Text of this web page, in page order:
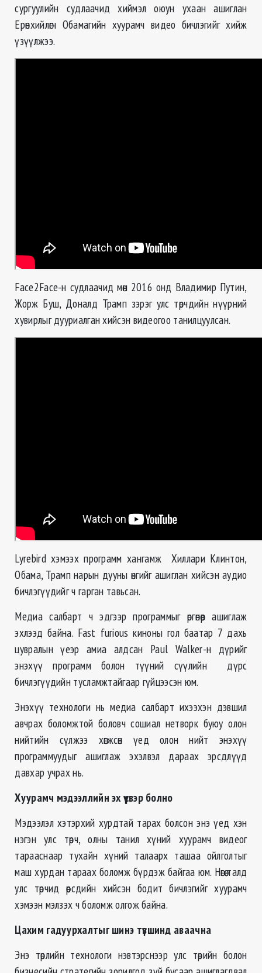
сургуулийн судлаачид хиймэл оюун ухаан ашиглан
Ерөнхийлөгч Обамагийн хуурамч видео бичлэгийг хийж
үзүүлжээ.
Face2Face-н судлаачид мөн 2016 онд Владимир Путин,
Жорж Буш, Доналд Трамп зэрэг улс төрчдийн нүүрний
хувирлыг дууриалган хийсэн видеогоо танилцуулсан.
Lyrebird хэмээх программ хангамж Хиллари Клинтон,
Обама, Трамп нарын дууны өнгийг ашиглан хийсэн аудио
бичлэгүүдийг ч гарган тавьсан.
Медиа салбарт ч эдгээр программыг өргөнөөр ашиглаж
эхлээд байна. Fast furious киноны гол баатар 7 дахь
цувралын үеэр амиа алдсан Paul Walker-н дүрийг
энэхүү программ болон түүний сүүлийн дүрс
бичлэгүүдийн тусламжтайгаар гүйцээсэн юм.
Энэхүү технологи нь медиа салбарт ихээхэн дэвшил
авчрах боломжтой боловч сошиал нетворк буюу олон
нийтийн сүлжээ хөгжсөн үед олон нийт энэхүү
программуудыг ашиглаж эхэлвэл дараах эрсдлүүд
давхар учрах нь.
Хуурамч мэдээллийн эх үүсвэр болно
Мэдээлэл хэтэрхий хурдтай тарах болсон энэ үед хэн
нэгэн улс төрч, олны танил хүний хуурамч видеог
тарааснаар тухайн хүний талаарх ташаа ойлголтыг
маш хурдан тараах боломж бүрдэж байгаа юм. Нөгөө талд
улс төрчид өөрсдийн хийсэн бодит бичлэгийг хуурамч
хэмээн мэлзэх ч боломж олгож байна.
Цахим гадуурхалтыг шинэ түвшинд аваачна
Энэ төрлийн технологи нэвтэрснээр улс төрийн болон